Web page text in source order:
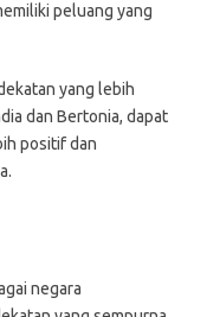
peluang yang
yang lebih
dan Bertonia, dapat
positif dan
negara